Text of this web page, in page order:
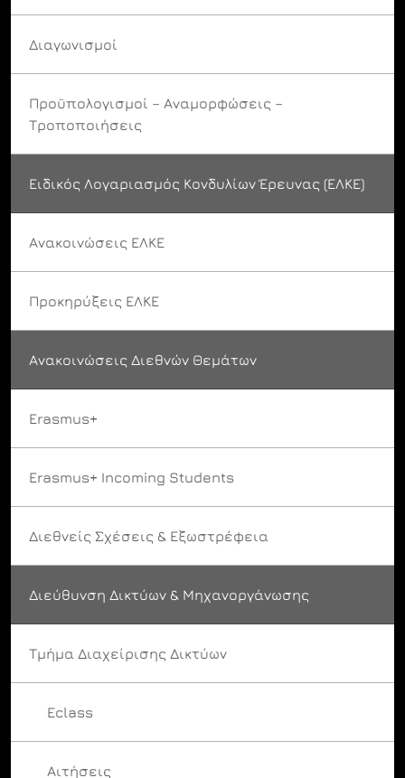
Διαγωνισμοί
Προϋπολογισμοί – Αναμορφώσεις –
Τροποποιήσεις
Ειδικός Λογαριασμός Κονδυλίων Έρευνας (ΕΛΚΕ)
Ανακοινώσεις ΕΛΚΕ
Προκηρύξεις ΕΛΚΕ
Ανακοινώσεις Διεθνών Θεμάτων
Erasmus+
Erasmus+ Incoming Students
Διεθνείς Σχέσεις & Εξωστρέφεια
Διεύθυνση Δικτύων & Μηχανοργάνωσης
Τμήμα Διαχείρισης Δικτύων
Eclass
Αιτήσεις